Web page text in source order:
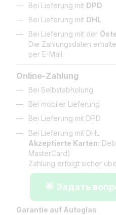
Bei Lieferung mit DPD
Bei Lieferung mit DHL
Bei Lieferung mit der
Die Zahlungsdaten
per E-Mail.
Online-Zahlung
Bei Selbstabholung
Bei mobiler Lieferung
Bei Lieferung mit DPD
Bei Lieferung mit DHL
Akzeptierte Karten:
MasterCard)
Zahlung erfolgt sicher
🌟 Задать
Garantie auf Autoglas